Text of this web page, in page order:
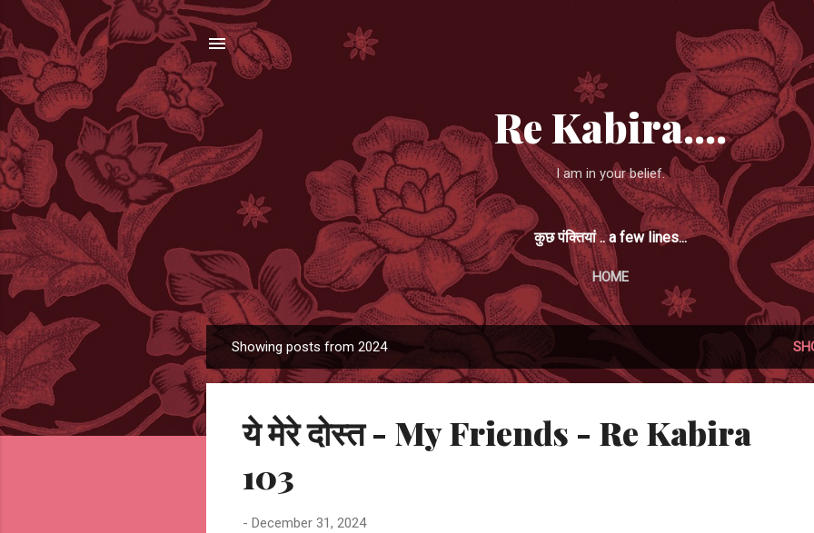
Re Kabira....
I am in your belief.
कुछ पंक्तियां .. a few lines...
HOME
o
Showing posts from 2024
ये मेरे दोस्त - My Friends - Re Kabira
103
- December 31, 2024